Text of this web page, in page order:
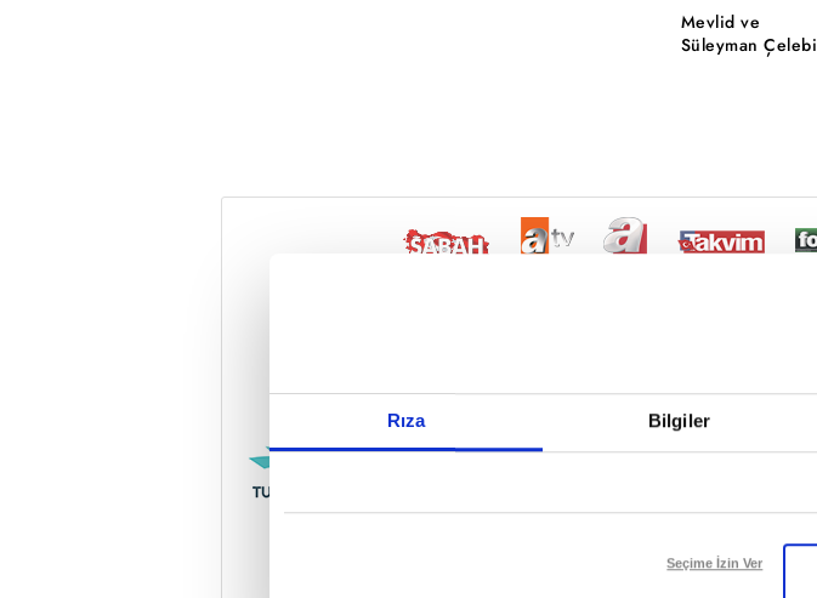
Rıza Bilgiler
Reddet
Seçime İzin Ver
Mevlid ve
Süleyman Çelebi